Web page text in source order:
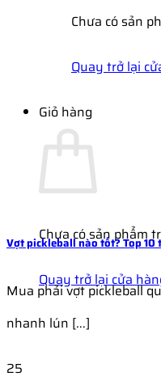
Chưa có sản
Quay trở lại
Giỏ hàng
Chưa có sản phẩm
Quay trở lại cửa
Vợt pickleball nào tốt? Top
Mua phải vợt pickleball
nhanh lún [...]
25